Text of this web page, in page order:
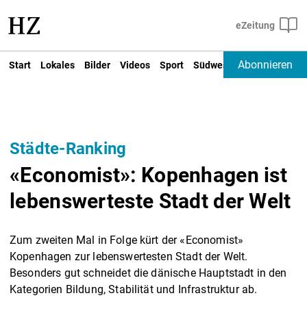
Start Lokales Bilder Videos Sport Südwest Deutschland
Abonnieren
Städte-Ranking
«Economist»: Kopenhagen ist
lebenswerteste Stadt der Welt
Zum zweiten Mal in Folge kürt der «Economist»
Kopenhagen zur lebenswertesten Stadt der Welt.
Besonders gut schneidet die dänische Hauptstadt in den
Kategorien Bildung, Stabilität und Infrastruktur ab.